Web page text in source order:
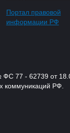
Портал правовой
информации РФ
77 - 62739 от
коммуникаций РФ.